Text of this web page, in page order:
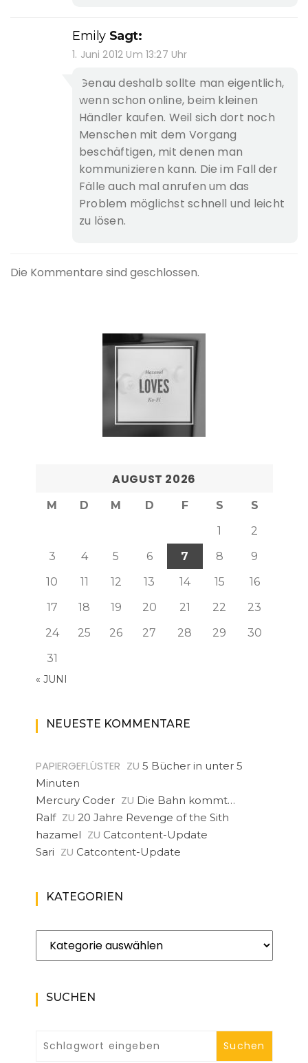
Emily Sagt:
1. Juni 2012 Um 13:27 Uhr
Genau deshalb sollte man eigentlich,
wenn schon online, beim kleinen
Händler kaufen. Weil sich dort noch
Menschen mit dem Vorgang
beschäftigen, mit denen man
kommunizieren kann. Die im Fall der
Fälle auch mal anrufen um das
Problem möglichst schnell und leicht
zu lösen.
Die Kommentare sind geschlossen.
AUGUST 2026
M D M D F S
S
1
2
3
4 5 6 7 8
9
10
11 12 13 14 15
16
17
18 19 20 21 22
23
24
25 26 27 28 29
30
31
« JUNI
NEUESTE KOMMENTARE
PAPIERGEFLÜSTER ZU 5 Bücher in unter 5
Minuten
Mercury Coder ZU Die Bahn kommt…
Ralf ZU 20 Jahre Revenge of the Sith
hazamel ZU Catcontent-Update
Sari ZU Catcontent-Update
KATEGORIEN
Kategorien
SUCHEN